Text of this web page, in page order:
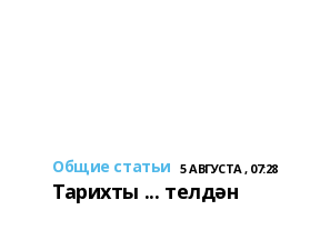
Общие статьи 5 АВГУСТА , 07:28
Тарихты ... телдән